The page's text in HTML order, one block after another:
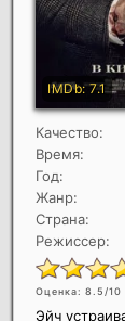
Качество:
Время:
Год:
Жанр:
Страна:
Режиссер:
Оценка: 8.5/10
Эйч